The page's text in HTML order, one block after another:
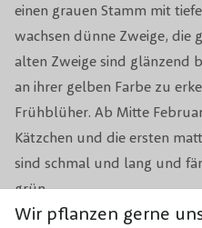
Wir pflanzen gerne
einen grauen Stamm mit
wachsen dünne Zweige, die
alten Zweige sind glänzend
an ihrer gelben Farbe zu
Frühblüher. Ab Mitte
Kätzchen und die ersten
sind schmal und lang und
grün.
Eine ausgewachsene
Wachstumsrate
Blüteform
Winterhärte
Biodiversität